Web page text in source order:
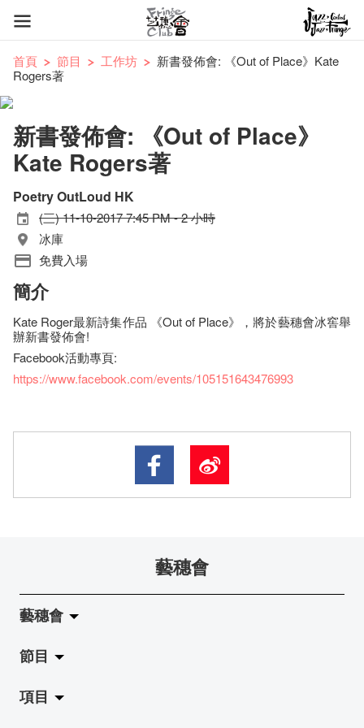
首頁 節目 工作坊
新書發佈會: 《Out of Place》Kate
Rogers著
新書發佈會: 《Out of Place》
Kate Rogers著
Poetry OutLoud HK
(三) 11-10-2017 7:45 PM - 2 小時
冰庫
免費入場
簡介
Kate Roger最新詩集作品 《Out of Place》，將於藝穗會冰窖舉
辦新書發佈會!
Facebook活動專頁:
https://www.facebook.com/events/105151643476993
藝穗會
藝穗會
關於藝穗會
藝穗會的演化
節目
拉闊
項目